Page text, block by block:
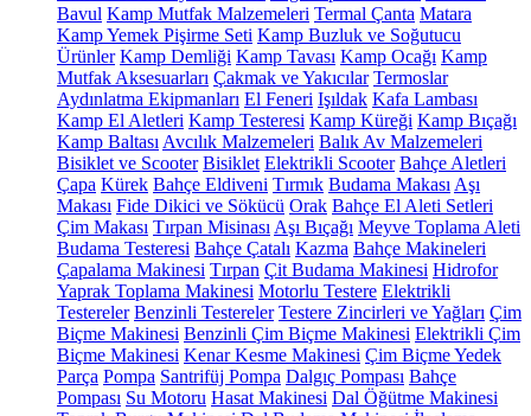
Bavul Kamp Mutfak Malzemeleri Termal Çanta Matara
Kamp Yemek Pişirme Seti Kamp Buzluk ve Soğutucu
Ürünler Kamp Demliği Kamp Tavası Kamp Ocağı Kamp
Mutfak Aksesuarları Çakmak ve Yakıcılar Termoslar
Aydınlatma Ekipmanları El Feneri Işıldak Kafa Lambası
Kamp El Aletleri Kamp Testeresi Kamp Küreği Kamp Bıçağı
Kamp Baltası Avcılık Malzemeleri Balık Av Malzemeleri
Bisiklet ve Scooter Bisiklet Elektrikli Scooter Bahçe Aletleri
Çapa Kürek Bahçe Eldiveni Tırmık Budama Makası Aşı
Makası Fide Dikici ve Sökücü Orak Bahçe El Aleti Setleri
Çim Makası Tırpan Misinası Aşı Bıçağı Meyve Toplama Aleti
Budama Testeresi Bahçe Çatalı Kazma Bahçe Makineleri
Çapalama Makinesi Tırpan Çit Budama Makinesi Hidrofor
Yaprak Toplama Makinesi Motorlu Testere Elektrikli
Testereler Benzinli Testereler Testere Zincirleri ve Yağları Çim
Biçme Makinesi Benzinli Çim Biçme Makinesi Elektrikli Çim
Biçme Makinesi Kenar Kesme Makinesi Çim Biçme Yedek
Parça Pompa Santrifüj Pompa Dalgıç Pompası Bahçe
Pompası Su Motoru Hasat Makinesi Dal Öğütme Makinesi